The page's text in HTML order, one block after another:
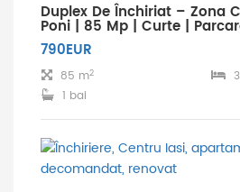
Duplex De Închiriat – Zona
Poni | 85 Mp | Curte |
790EUR
85 m2
1 bai